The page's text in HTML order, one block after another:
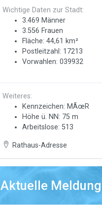
Wichtige Daten zur Stadt:
3.469 Männer
3.556 Frauen
Fläche: 44,61 km²
Postleitzahl: 17213
Vorwahlen: 039932
Weiteres:
Kennzeichen: MÃœR
Höhe ü. NN: 75 m
Arbeitslose: 513
Rathaus-Adresse
Aktuelle